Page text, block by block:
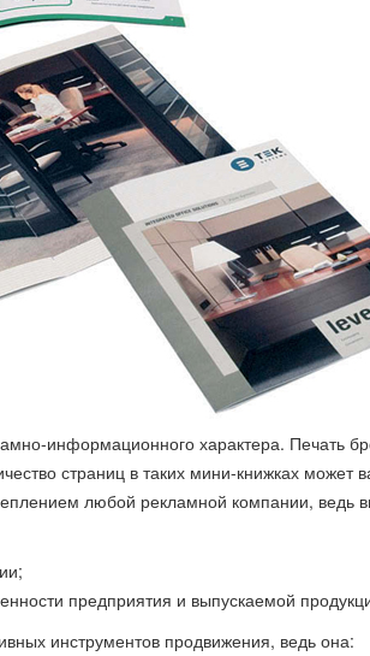
информационного характера. Печать
страниц в таких мини-книжках может
любой рекламной компании, ведь
предприятия и выпускаемой
инструментов продвижения, ведь она: